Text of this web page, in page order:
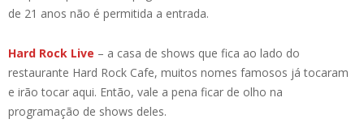
de 21 anos não é permitida a entrada.
Hard Rock Live – a casa de shows que fica ao lado do
restaurante Hard Rock Cafe, muitos nomes famosos já tocaram
e irão tocar aqui. Então, vale a pena ficar de olho na
programação de shows deles.